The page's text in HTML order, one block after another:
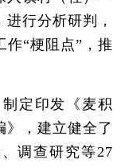
行分析研判，
“梗阻点”，推
制定印发《麦积
》，建立健全了
调查研究等27